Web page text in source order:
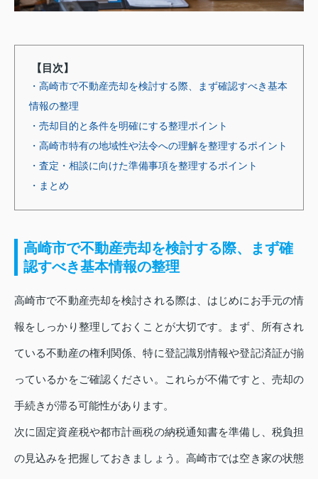
【目次】
・高崎市で不動産売却を検討する際、まず確認すべき基本
情報の整理
・売却目的と条件を明確にする整理ポイント
・高崎市特有の地域性や法令への理解を整理するポイント
・査定・相談に向けた準備事項を整理するポイント
・まとめ
高崎市で不動産売却を検討する際、まず確
認すべき基本情報の整理
高崎市で不動産売却を検討される際は、はじめにお手元の情
報をしっかり整理しておくことが大切です。まず、所有され
ている不動産の権利関係、特に登記識別情報や登記済証が揃
っているかをご確認ください。これらが不備ですと、売却の
手続きが滞る可能性があります。
次に固定資産税や都市計画税の納税通知書を準備し、税負担
の見込みを把握しておきましょう。高崎市では空き家の状態